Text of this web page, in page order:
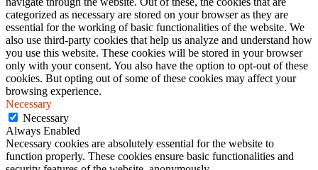
categorized as necessary are stored on your browser as they are
essential for the working of basic functionalities of the website. We
also use third-party cookies that help us analyze and understand how
you use this website. These cookies will be stored in your browser
only with your consent. You also have the option to opt-out of these
cookies. But opting out of some of these cookies may affect your
browsing experience.
Necessary
Necessary
Always Enabled
Necessary cookies are absolutely essential for the website to
function properly. These cookies ensure basic functionalities and